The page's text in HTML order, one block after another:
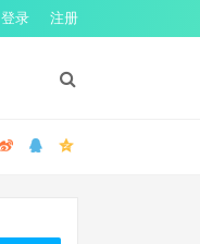
登录 注册